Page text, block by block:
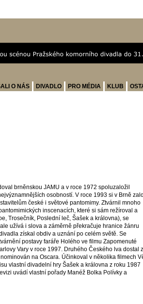
O NÁS DIVADLO PRO MÉDIA KLUB
brněnskou JAMU a v roce 1972 spoluzaložil
osobností. V roce 1993 si v Brně
české i světové pantomimy. Ztvárnil mnoho
inscenacích, které si sám režíroval a
Trosečník, Poslední leč, Šašek a královna), se
užívá i slova a záměrně překračuje hranice žánru
získal obdiv a uznání po celém světě. Se
postavy faráře Holého ve filmu Zapomenuté
Vary v roce 1997. Druhého Českého lva dostal
na Oscara. Účinkoval v několika filmech
vlastní divadelní hry Šašek a královna z roku 1987
uvádí vlastní pořady Manéž Bolka Polívky a